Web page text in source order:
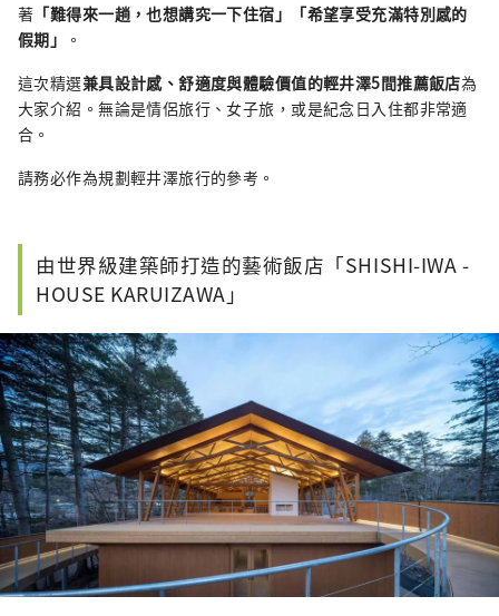
著 「難得來一趟，也想講究一下住宿」「希望享受充滿特別感的
假期」
。
這次精選兼具設計感、舒適度與體驗價值的輕井澤5間推薦飯店為
大家介紹。無論是情侶旅行、女子旅，或是紀念日入住都非常適
合。
請務必作為規劃輕井澤旅行的參考。
由世界級建築師打造的藝術飯店「SHISHI-IWA -
HOUSE KARUIZAWA」